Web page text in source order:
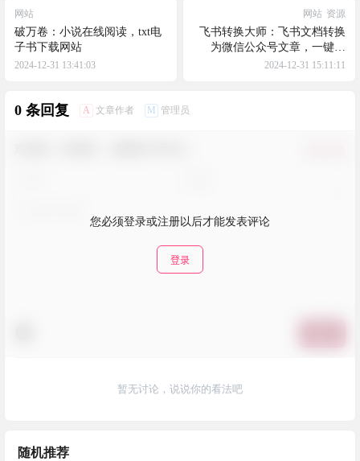
网站
破万卷：小说在线阅读，txt电
子书下载网站
2024-12-31 13:41:03
网站 资源
飞书转换大师：飞书文档转换
为微信公众号文章，一键复
制，完美转换
2024-12-31 15:11:11
0 条回复 A 文章作者 M 管理员
您必须登录或注册以后才能发表评论
登录
暂无讨论，说说你的看法吧
随机推荐